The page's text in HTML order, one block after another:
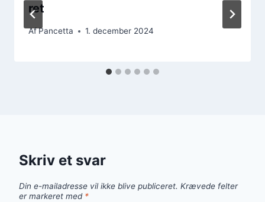
ret
AfPancetta 1. december 2024
Skriv et svar
Din e-mailadresse vil ikke blive publiceret. Krævede felter
er markeret med *